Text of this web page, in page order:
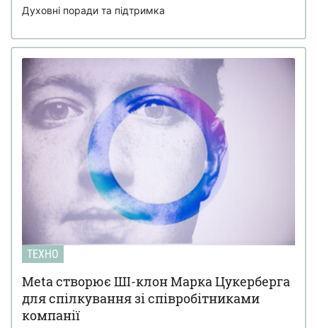
Духовні поради та підтримка
ТЕХНО
Meta створює ШІ-клон Марка Цукерберга
для спілкування зі співробітниками
компанії